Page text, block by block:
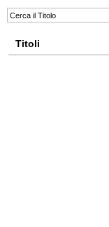
Titoli